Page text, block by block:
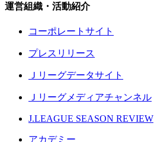
運営組織・活動紹介
コーポレートサイト
プレスリリース
Ｊリーグデータサイト
Ｊリーグメディアチャンネル
J.LEAGUE SEASON REVIEW
アカデミー